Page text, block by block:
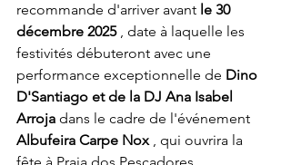
recommande d'arriver avant le 30
décembre 2025 , date à laquelle les
festivités débuteront avec une
performance exceptionnelle de Dino
D'Santiago et de la DJ Ana Isabel
Arroja dans le cadre de l'événement
Albufeira Carpe Nox , qui ouvrira la